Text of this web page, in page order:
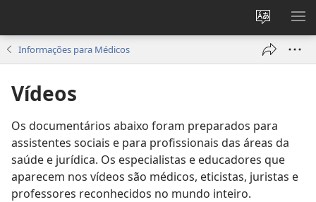
Mudar
o
idioma
Informações para Médicos
Vídeos
Os documentários abaixo foram preparados para
assistentes sociais e para profissionais das áreas da
saúde e jurídica. Os especialistas e educadores que
aparecem nos vídeos são médicos, eticistas, juristas e
professores reconhecidos no mundo inteiro.